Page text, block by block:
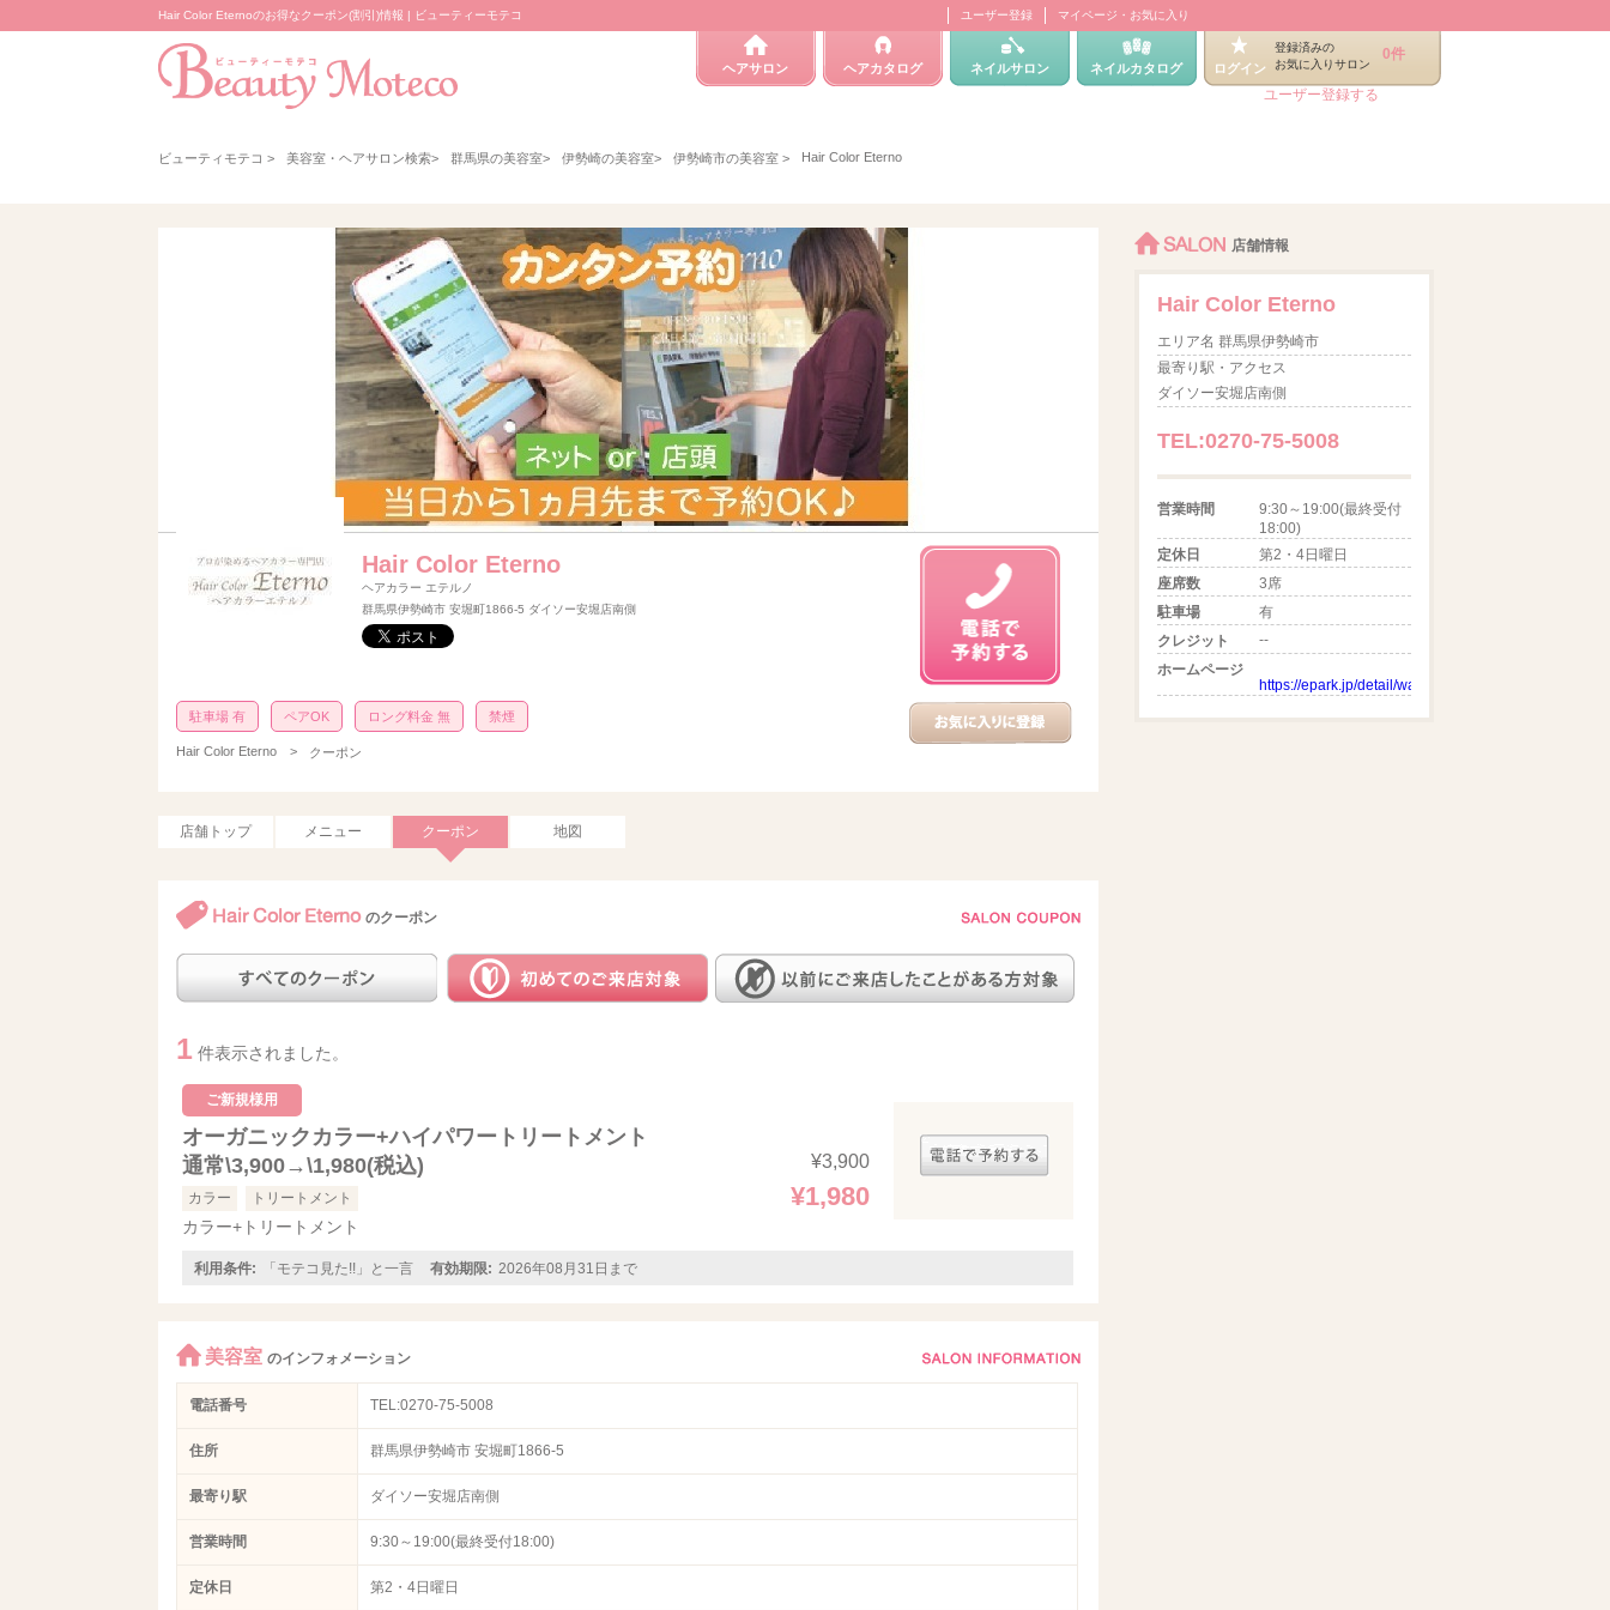
Hair Color Eternoのお得なクーポン(割引)情報 | ビューティーモテコ ユーザー登録 マイページ・お気に入り
ヘアサロン ヘアカタログ ネイルサロン ネイルカタログ ログイン
登録済みの
お気に入りサロン
0件
ユーザー登録する
ビューティモテコ > 美容室・ヘアサロン検索> 群馬県の美容室> 伊勢崎の美容室> 伊勢崎市の美容室 > Hair Color Eterno
Hair Color Eterno
ヘアカラー エテルノ
群馬県伊勢崎市 安堀町1866-5 ダイソー安堀店南側
駐車場 有 ペアOK ロング料金 無 禁煙
Hair Color Eterno > クーポン
店舗トップ メニュー クーポン 地図
Hair Color Eterno のクーポン
1 件表示されました。
ご新規様用
オーガニックカラー+ハイパワートリートメント
通常\3,900→\1,980(税込)
カラー トリートメント
カラー+トリートメント
¥3,900
¥1,980
利用条件: 「モテコ見た!!」と一言 有効期限: 2026年08月31日まで
美容室 のインフォメーション
電話番号 TEL:0270-75-5008
住所 群馬県伊勢崎市 安堀町1866-5
最寄り駅 ダイソー安堀店南側
営業時間 9:30～19:00(最終受付18:00)
定休日 第2・4日曜日
SALON 店舗情報
Hair Color Eterno
エリア名 群馬県伊勢崎市
最寄り駅・アクセス
ダイソー安堀店南側
TEL:0270-75-5008
営業時間
9:30～19:00(最終受付
18:00)
定休日
第2・4日曜日
座席数
3席
駐車場
有
クレジット
--
ホームページ
https://epark.jp/detail/wait/173583